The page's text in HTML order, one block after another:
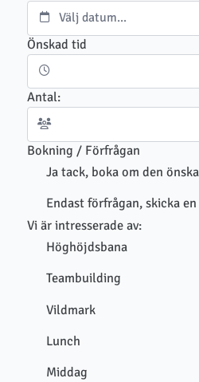
Önskad tid
Antal:
Bokning / Förfrågan
Ja tack, boka om den
Endast förfrågan, skicka
Vi är intresserade av:
Höghöjdsbana
Teambuilding
Vildmark
Lunch
Middag